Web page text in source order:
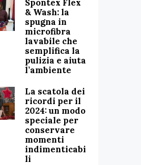
Spontex Flex
& Wash: la
spugna in
microfibra
lavabile che
semplifica la
pulizia e aiuta
l’ambiente
La scatola dei
ricordi per il
2024: un modo
speciale per
conservare
momenti
indimenticabi
li